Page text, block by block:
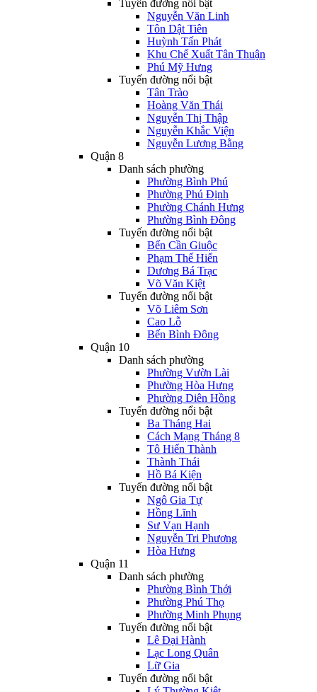
Tuyến đường nổi bật
Nguyễn Văn Linh
Tôn Dật Tiên
Huỳnh Tấn Phát
Khu Chế Xuất Tân Thuận
Phú Mỹ Hưng
Tuyến đường nổi bật
Tân Trào
Hoàng Văn Thái
Nguyễn Thị Thập
Nguyễn Khắc Viện
Nguyễn Lương Bằng
Quận 8
Danh sách phường
Phường Bình Phú
Phường Phú Định
Phường Chánh Hưng
Phường Bình Đông
Tuyến đường nổi bật
Bến Cần Giuộc
Phạm Thế Hiển
Dương Bá Trạc
Võ Văn Kiệt
Tuyến đường nổi bật
Võ Liêm Sơn
Cao Lỗ
Bến Bình Đông
Quận 10
Danh sách phường
Phường Vườn Lài
Phường Hòa Hưng
Phường Diên Hồng
Tuyến đường nổi bật
Ba Tháng Hai
Cách Mạng Tháng 8
Tô Hiến Thành
Thành Thái
Hồ Bá Kiện
Tuyến đường nổi bật
Ngô Gia Tự
Hồng Lĩnh
Sư Vạn Hạnh
Nguyễn Tri Phương
Hòa Hưng
Quận 11
Danh sách phường
Phường Bình Thới
Phường Phú Thọ
Phường Minh Phụng
Tuyến đường nổi bật
Lê Đại Hành
Lạc Long Quân
Lữ Gia
Tuyến đường nổi bật